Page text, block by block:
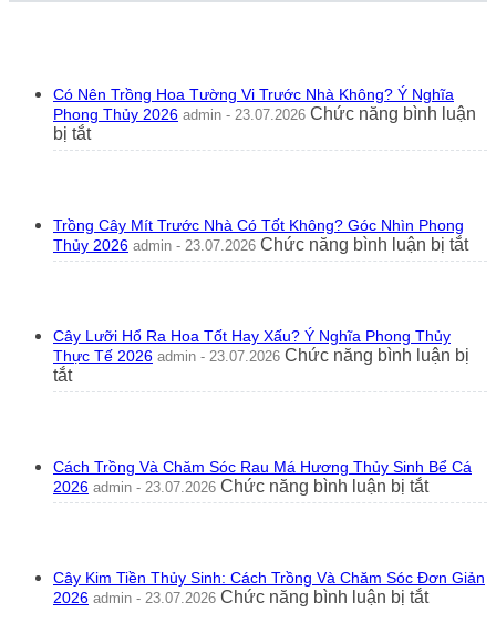
Có Nên Trồng Hoa Tường Vi Trước Nhà Không? Ý Nghĩa
Phong Thủy 2026 admin - 23.07.2026 Chức năng bình luận
bị tắtở
Có
Tường
Vi
Ý
Nghĩa
Thủy
Trồng Cây Mít Trước Nhà Có Tốt Không? Góc Nhìn Phong
Thủy 2026 admin - 23.07.2026 Chức năng bình luận bị tắtở
Có
Cây Lưỡi Hổ Ra Hoa Tốt Hay Xấu? Ý Nghĩa Phong Thủy
Thực Tế 2026 admin - 23.07.2026 Chức năng bình luận bị
tắtở
Cây
Hoa
Tốt
Nghĩa
Phong
Cách Trồng Và Chăm Sóc Rau Má Hương Thủy Sinh Bể Cá
2026 admin - 23.07.2026 Chức năng bình luận bị tắtở
Cách
Sóc
Rau
Cây Kim Tiền Thủy Sinh: Cách Trồng Và Chăm Sóc Đơn Giản
2026 admin - 23.07.2026 Chức năng bình luận bị tắtở